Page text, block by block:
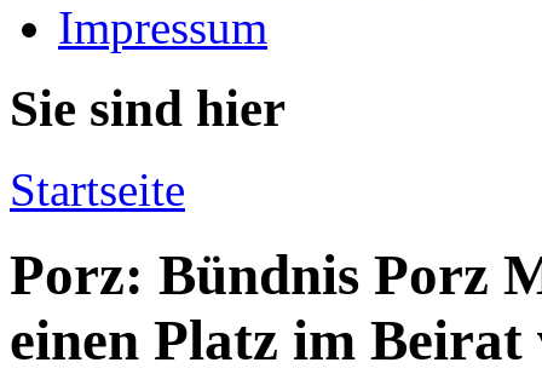
Impressum
Sie sind hier
Startseite
Porz: Bündnis Porz
einen Platz im Beirat